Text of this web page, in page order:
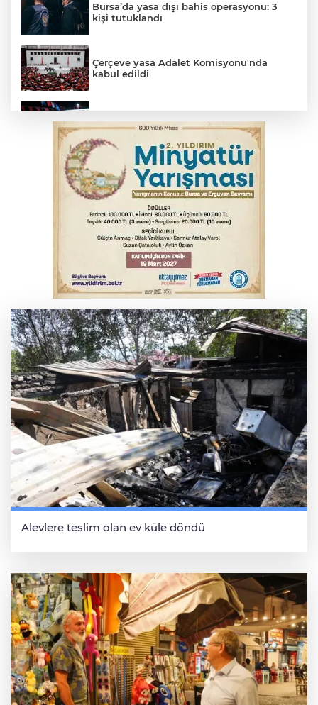
Bursa’da yasa dışı bahis operasyonu: 3
kişi tutuklandı
Çerçeve yasa Adalet Komisyonu'nda
kabul edildi
Fetih coşkusu Keles'e taşındı
İnegöl’de yangın paniği! Apartmana
sıçrayan alevler söndürüldü
6. Perseid Meteor Yağmuru Gözlem
Etkinliği Karacabey'de gökyüzü
tutkunlarını buluşturacak
Serbest piyasada döviz fiyatları
Alevlere teslim olan ev küle döndü